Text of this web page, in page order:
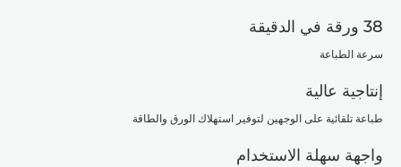
38 ورقة في الدقيقة
سرعة الطباعة
إنتاجية عالية
طباعة تلقائية على الوجهين لتوفير استهلاك الورق والطاقة
واجهة سهلة الاستخدام